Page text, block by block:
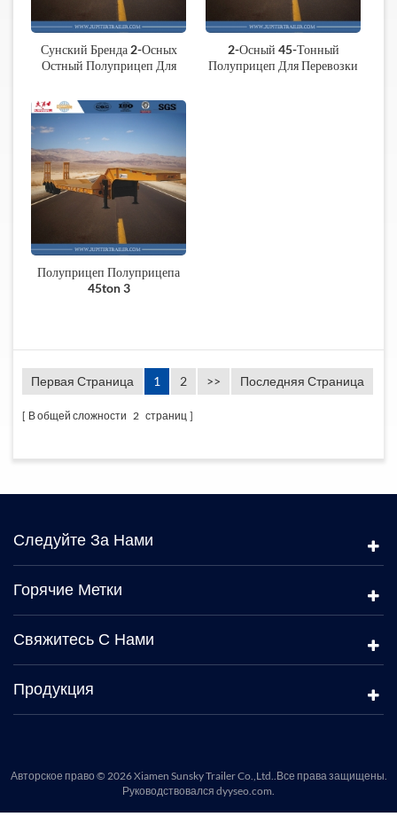
Сунский Бренда 2-Осных
Остный Полуприцеп Для
2-Осный 45-Тонный
Полуприцеп Для Перевозки
Полуприцеп Полуприцепа
45ton 3
Первая Страница 1 2 >> Последняя Страница
В общей сложности 2 страниц
Следуйте За Нами
Горячие Метки
Свяжитесь С Нами
Продукция
Авторское право © 2026 Xiamen Sunsky Trailer Co.,Ltd..Все права защищены.
Руководствовался dyyseo.com.